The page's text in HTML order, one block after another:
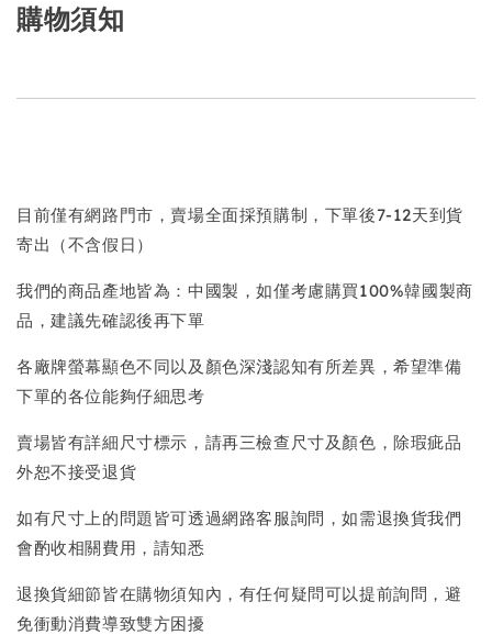
購物須知
目前僅有網路門市，賣場全面採預購制，下單後7-12天到貨
寄出（不含假日）
我們的商品產地皆為：中國製，如僅考慮購買100%韓國製商
品，建議先確認後再下單
各廠牌螢幕顯色不同以及顏色深淺認知有所差異，希望準備
下單的各位能夠仔細思考
賣場皆有詳細尺寸標示，請再三檢查尺寸及顏色，除瑕疵品
外恕不接受退貨
如有尺寸上的問題皆可透過網路客服詢問，如需退換貨我們
會酌收相關費用，請知悉
退換貨細節皆在購物須知內，有任何疑問可以提前詢問，避
免衝動消費導致雙方困擾